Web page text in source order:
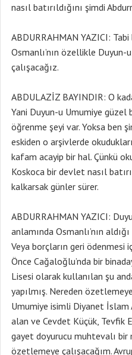
nasıl batırıldığını şimdi
ABDURRAHMAN YAZICI: Tabi
Osmanlı’nın özellikle
çalışacağız.
ABDULAZİZ BAYINDIR: O
Yani Duyun-u Umumiye güzel
öğrenme şeyi var. Yoksa ben
eskiden o arşivlerde
kafam acayip bir hal. Çünkü
Koskoca bir devlet nasıl
kalkarsak günler sürer.
ABDURRAHMAN YAZICI:
anlamında Osmanlı’nın
Veya borçların geri ödenmesi
Önce Cağaloğlu’nda bir
Lisesi olarak kullanılan şu
yapılmış. Nereden
Umumiye isimli Diyanet İslam
alan ve Cevdet Küçük, Tevfik
gayet doyurucu muhtevalı bir
özetlemeye çalışacağım.